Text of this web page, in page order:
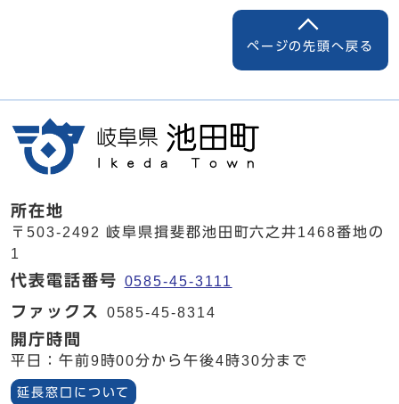
ページの先頭へ戻る
所在地
〒503-2492 岐阜県揖斐郡池田町六之井1468番地の
1
代表電話番号 0585-45-3111
ファックス 0585-45-8314
開庁時間
平日：午前9時00分から午後4時30分まで
延長窓口について